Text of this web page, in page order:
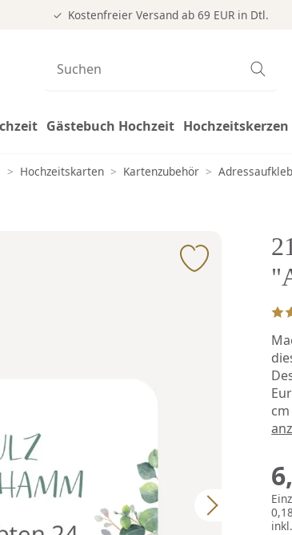
Kostenfreier Versand ab 69 EUR in Dtl.
Gästebuch Hochzeit Hochzeitskerzen
> Hochzeitskarten > Kartenzubehör >